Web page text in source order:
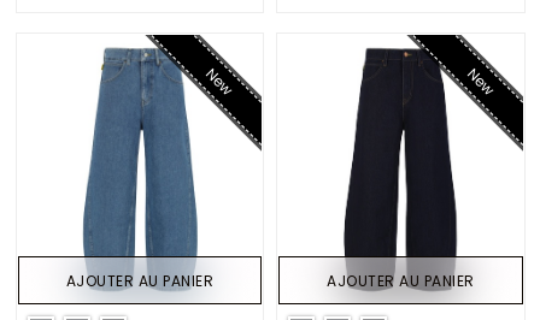
New
AJOUTER AU PANIER
New
AJOUTER AU PANIER